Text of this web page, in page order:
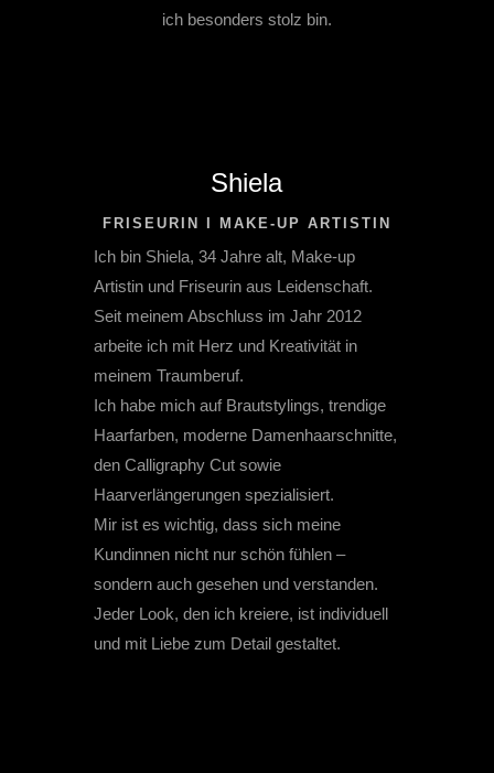
ich besonders stolz bin.
Shiela
FRISEURIN I MAKE-UP ARTISTIN
Ich bin Shiela, 34 Jahre alt, Make-up
Artistin und Friseurin aus Leidenschaft.
Seit meinem Abschluss im Jahr 2012
arbeite ich mit Herz und Kreativität in
meinem Traumberuf.
Ich habe mich auf Brautstylings, trendige
Haarfarben, moderne Damenhaarschnitte,
den Calligraphy Cut sowie
Haarverlängerungenspezialisiert.
Mir ist es wichtig, dass sich meine
Kundinnen nicht nur schön fühlen –
sondern auch gesehen und verstanden.
Jeder Look, den ich kreiere, ist individuell
und mit Liebe zum Detail gestaltet.